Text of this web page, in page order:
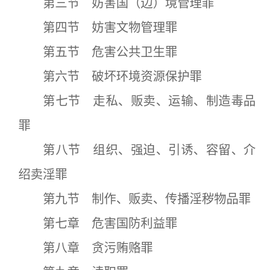
第三节 妨害国（边）境管理罪
第四节 妨害文物管理罪
第五节 危害公共卫生罪
第六节 破坏环境资源保护罪
第七节 走私、贩卖、运输、制造毒品
罪
第八节 组织、强迫、引诱、容留、介
绍卖淫罪
第九节 制作、贩卖、传播淫秽物品罪
第七章 危害国防利益罪
第八章 贪污贿赂罪